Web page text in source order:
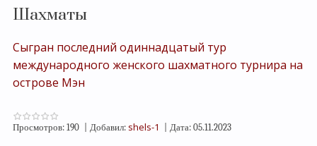
Шахматы
Сыгран последний одиннадцатый тур
международного женского шахматного турнира на
острове Мэн
Просмотров: 190 Добавил: shels-1 Дата: 05.11.2023